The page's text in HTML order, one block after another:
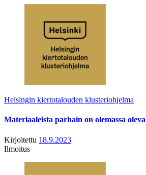
Helsingin kiertotalouden klusteriohjelma
Materiaaleista parhain on olemassa oleva
Kirjoitettu 18.9.2023
Ilmoitus